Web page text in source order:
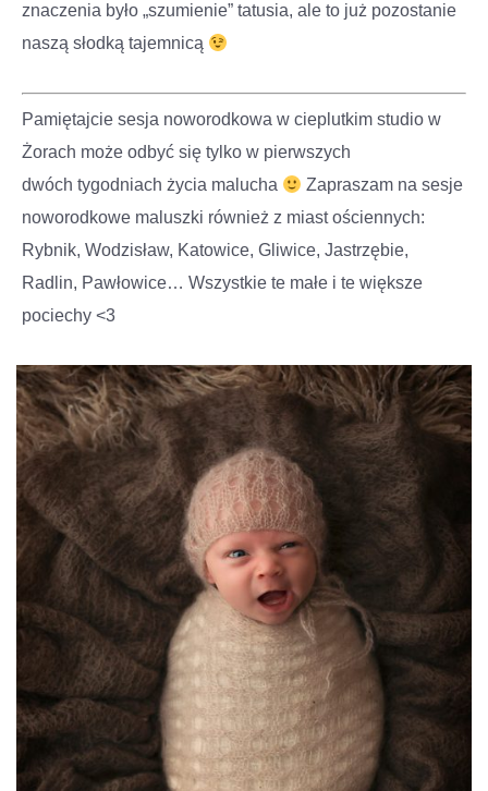
znaczenia było „szumienie” tatusia, ale to już pozostanie
naszą słodką tajemnicą
Pamiętajcie sesja noworodkowa w cieplutkim studio w
Żorach może odbyć się tylko w pierwszych
dwóch tygodniach życia malucha
Zapraszam na sesje
noworodkowe maluszki również z miast ościennych:
Rybnik, Wodzisław, Katowice, Gliwice, Jastrzębie,
Radlin, Pawłowice… Wszystkie te małe i te większe
pociechy <3